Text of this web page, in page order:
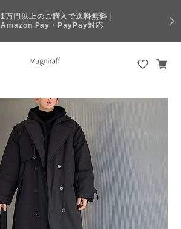
1万円以上のご購入で送料無料｜
Amazon Pay・PayPay対応